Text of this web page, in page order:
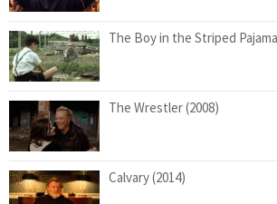
The Boy in the Striped
The Wrestler (2008)
Calvary (2014)